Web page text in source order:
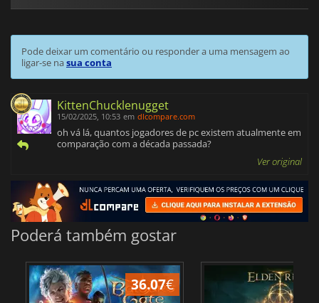
Pode deixar um comentário ou responder a uma mensagem ao
ligar-se nasua conta
KittenChucklenugget
15/02/2025, 10:53 em dlcompare.com
oh vá lá, quantos jogadores de pc existem atualmente em
comparação com a década passada?
Ver original
Poderá também gostar
36.07€